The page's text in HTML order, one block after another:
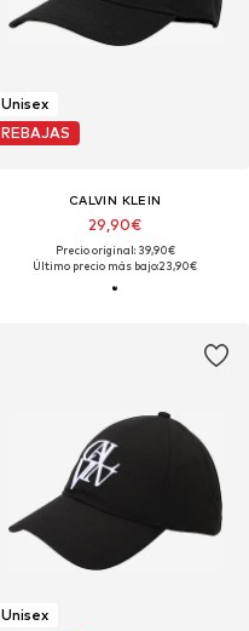
Unisex
REBAJAS
CALVIN KLEIN
29,90€
Precio original: 39,90€
Último precio más bajo:23,90€
Unisex